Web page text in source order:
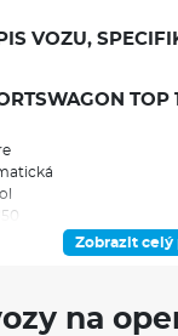
VOZU,
TOP
Zobrazit celý
na